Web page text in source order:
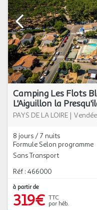
Camping Les Flots
L'Aiguillon la
PAYS DE LA LOIRE | Vendée
8 jours / 7 nuits
Formule Selon programme
Sans Transport
Réf : 466000
à partir de
319€ TTC
par héb.